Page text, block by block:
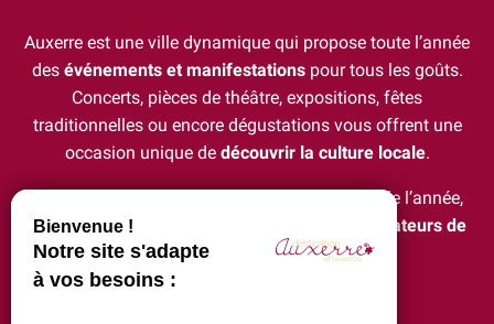
Auxerre est une ville dynamique qui propose toute l’année
des événements et manifestationspour tous les goûts.
Concerts, pièces de théâtre, expositions, fêtes
traditionnelles ou encore dégustations vous offrent une
occasion unique de découvrir la culture locale.
Avec une programmation variée tout au long de l’année,
Auxerre est une
destination idéale pour les amateurs de
divertissement et de culture.